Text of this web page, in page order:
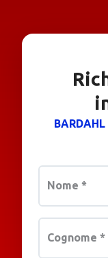
Nome *
Cognome *